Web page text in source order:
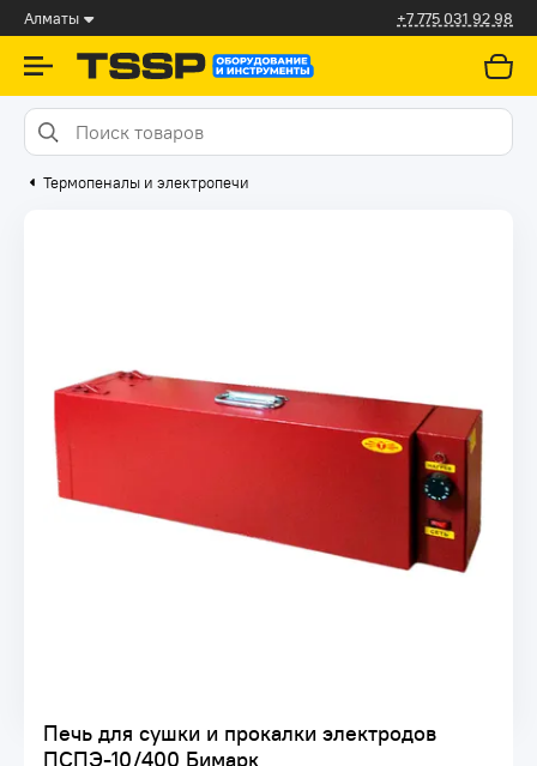
Алматы +7 775 031 92 98
Термопеналы и электропечи
Печь для сушки и прокалки электродов
ПСПЭ-10/400 Бимарк